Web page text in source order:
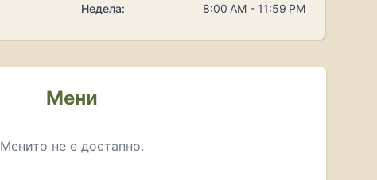
Недела:
8:00 AM - 11:59 PM
Мени
Менито не е достапно.